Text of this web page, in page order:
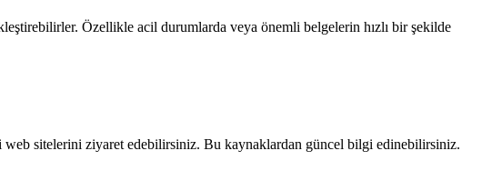
Özellikle acil durumlarda veya önemli belgelerin hızlı bir şekilde
web sitelerini ziyaret edebilirsiniz. Bu kaynaklardan güncel bilgi edinebilirsiniz.